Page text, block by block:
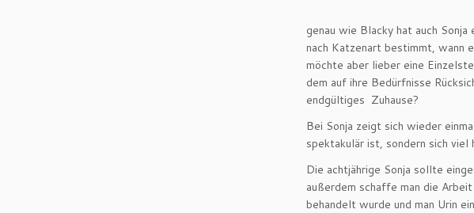
genau wie Blacky hat auch
nach Katzenart bestimmt, wann
möchte aber lieber eine
dem auf ihre Bedürfnisse
endgültiges Zuhause?
Bei Sonja zeigt sich wieder
spektakulär ist, sondern sich
Die achtjährige Sonja sollte
außerdem schaffe man die
behandelt wurde und man Urin